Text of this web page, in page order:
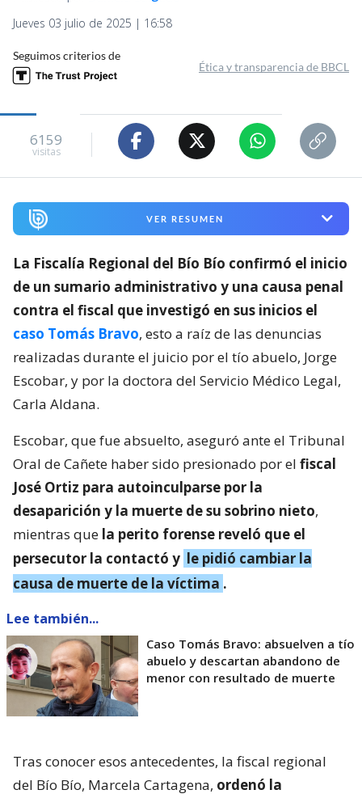
Jueves 03 julio de 2025 | 16:58
Seguimos criterios de
Ética y transparencia de BBCL
6159
visitas
VER RESUMEN
La Fiscalía Regional del Bío Bío confirmó el inicio
de un sumario administrativo y una causa penal
contra el fiscal que investigó en sus inicios el
caso Tomás Bravo, esto a raíz de las denuncias
realizadas durante el juicio por el tío abuelo, Jorge
Escobar, y por la doctora del Servicio Médico Legal,
Carla Aldana.
Escobar, que fue absuelto, aseguró ante el Tribunal
Oral de Cañete haber sido presionado por el fiscal
José Ortiz para autoinculparse por la
desaparición y la muerte de su sobrino nieto,
mientras que la perito forense reveló que el
persecutor la contactó y le pidió cambiar la
causa de muerte de la víctima .
Lee también...
Caso Tomás Bravo: absuelven a tío
abuelo y descartan abandono de
menor con resultado de muerte
Tras conocer esos antecedentes, la fiscal regional
del Bío Bío, Marcela Cartagena, ordenó la